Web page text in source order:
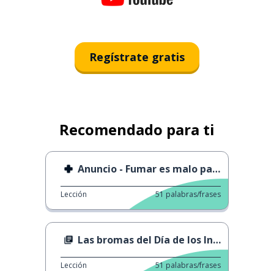
Regístrate gratis
Recomendado para ti
Anuncio - Fumar es malo para ti
Lección 51 palabras/frases
Las bromas del Día de los Inocentes de abril expli
Lección 51 palabras/frases